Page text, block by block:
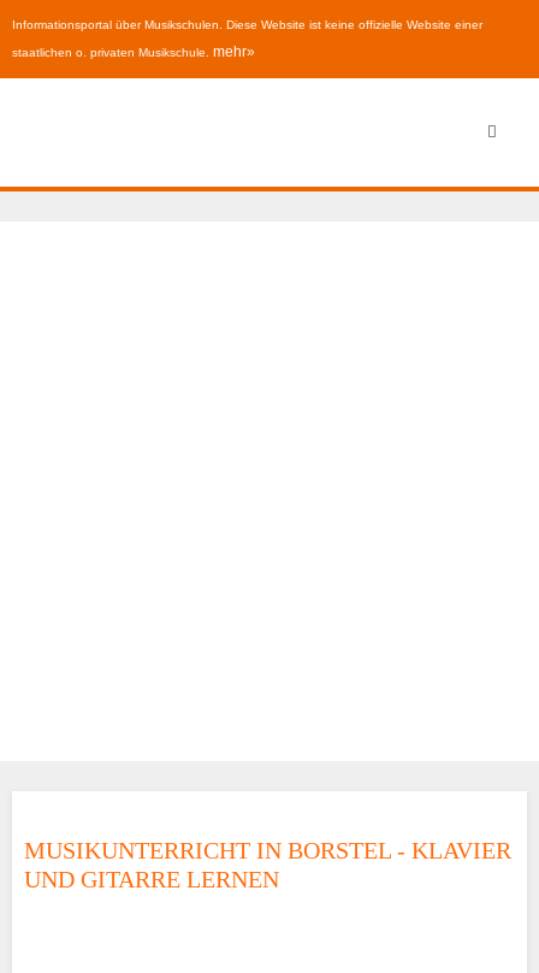
Informationsportal über Musikschulen. Diese Website ist keine offizielle Website einer
staatlichen o. privaten Musikschule. mehr»
MUSIKUNTERRICHT IN BORSTEL - KLAVIER
UND GITARRE LERNEN